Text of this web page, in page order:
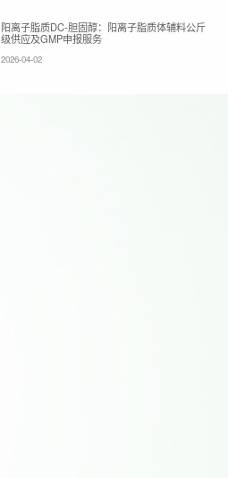
阳离子脂质DC-胆固醇：阳离子脂质体辅料公斤
级供应及GMP申报服务
2026-04-02